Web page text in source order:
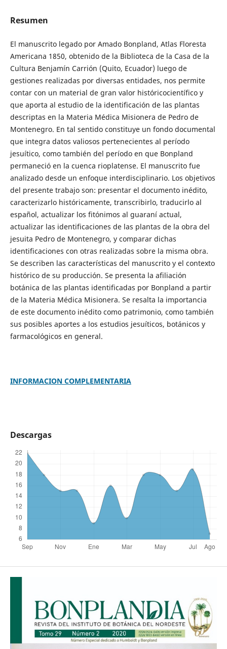
Resumen
El manuscrito legado por Amado Bonpland, Atlas Floresta
Americana 1850, obtenido de la Biblioteca de la Casa de la
Cultura Benjamín Carrión (Quito, Ecuador) luego de
gestiones realizadas por diversas entidades, nos permite
contar con un material de gran valor históricocientífico y
que aporta al estudio de la identificación de las plantas
descriptas en la Materia Médica Misionera de Pedro de
Montenegro. En tal sentido constituye un fondo documental
que integra datos valiosos pertenecientes al período
jesuítico, como también del período en que Bonpland
permaneció en la cuenca rioplatense. El manuscrito fue
analizado desde un enfoque interdisciplinario. Los objetivos
del presente trabajo son: presentar el documento inédito,
caracterizarlo históricamente, transcribirlo, traducirlo al
español, actualizar los fitónimos al guaraní actual,
actualizar las identificaciones de las plantas de la obra del
jesuita Pedro de Montenegro, y comparar dichas
identificaciones con otras realizadas sobre la misma obra.
Se describen las características del manuscrito y el contexto
histórico de su producción. Se presenta la afiliación
botánica de las plantas identificadas por Bonpland a partir
de la Materia Médica Misionera. Se resalta la importancia
de este documento inédito como patrimonio, como también
sus posibles aportes a los estudios jesuíticos, botánicos y
farmacológicos en general.
INFORMACION COMPLEMENTARIA
Descargas